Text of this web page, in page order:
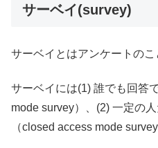
サーベイ(survey)
サーベイとはアンケートのこ
サーベイには(1) 誰でも回答
mode survey）、(2) 一定の
（closed access mode